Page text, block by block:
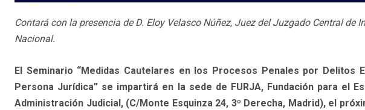
Contará con la presencia de D. Eloy Velasco Núñez, Juez del Juzgado Central de
Nacional.
El Seminario “Medidas Cautelares en los Procesos Penales por Delitos
Persona Jurídica” se impartirá en la sede de FURJA, Fundación para el
Administración Judicial, (C/Monte Esquinza 24, 3º Derecha, Madrid), el